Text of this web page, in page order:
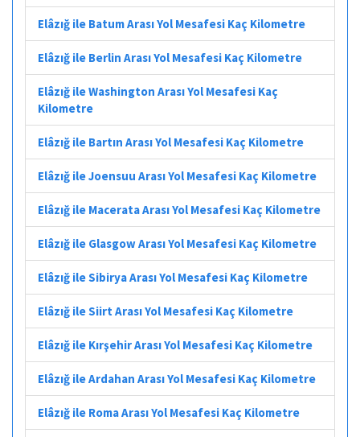
Elâzığ ile Batum Arası Yol Mesafesi Kaç Kilometre
Elâzığ ile Berlin Arası Yol Mesafesi Kaç Kilometre
Elâzığ ile Washington Arası Yol Mesafesi Kaç
Kilometre
Elâzığ ile Bartın Arası Yol Mesafesi Kaç Kilometre
Elâzığ ile Joensuu Arası Yol Mesafesi Kaç Kilometre
Elâzığ ile Macerata Arası Yol Mesafesi Kaç Kilometre
Elâzığ ile Glasgow Arası Yol Mesafesi Kaç Kilometre
Elâzığ ile Sibirya Arası Yol Mesafesi Kaç Kilometre
Elâzığ ile Siirt Arası Yol Mesafesi Kaç Kilometre
Elâzığ ile Kırşehir Arası Yol Mesafesi Kaç Kilometre
Elâzığ ile Ardahan Arası Yol Mesafesi Kaç Kilometre
Elâzığ ile Roma Arası Yol Mesafesi Kaç Kilometre